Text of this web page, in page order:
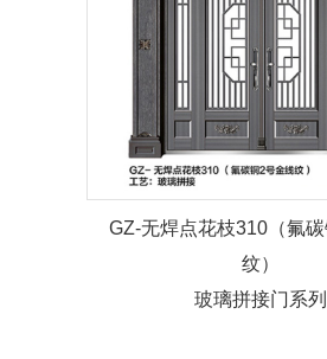
GZ-无焊点花枝310（氟
纹）
玻璃拼接门系列